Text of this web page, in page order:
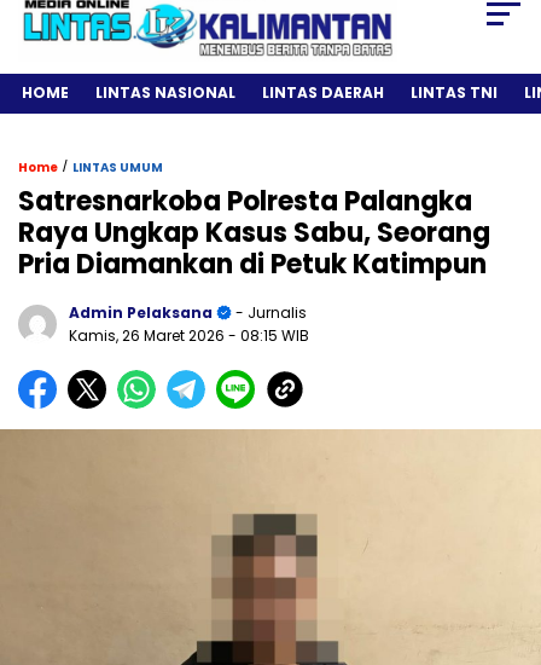
HOME LINTAS NASIONAL LINTAS DAERAH LINTAS TNI
Home / LINTAS UMUM
Satresnarkoba Polresta Palangka
Raya Ungkap Kasus Sabu, Seorang
Pria Diamankan di Petuk Katimpun
Admin Pelaksana
- Jurnalis
Kamis, 26 Maret 2026 - 08:15 WIB